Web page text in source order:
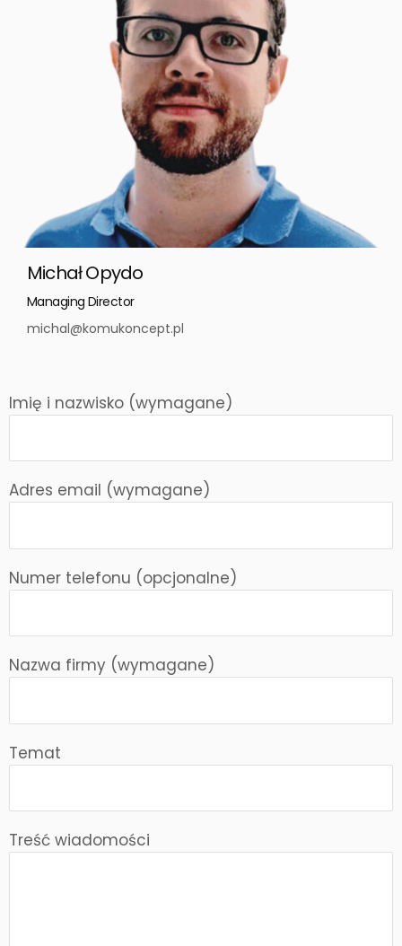
Michał Opydo
Managing Director
michal@komukoncept.pl
Imię i nazwisko (wymagane)
Adres email (wymagane)
Numer telefonu (opcjonalne)
Nazwa firmy (wymagane)
Temat
Treść wiadomości